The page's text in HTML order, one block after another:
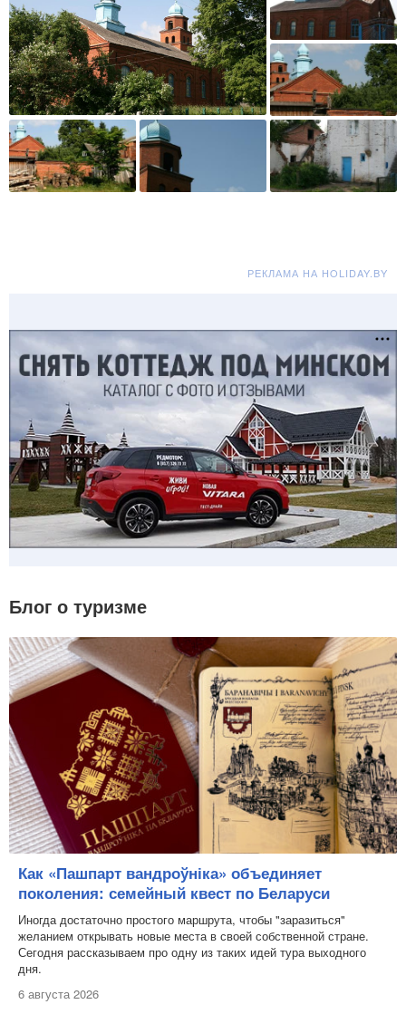
РЕКЛАМА НА HOLIDAY.BY
Блог о туризме
Как «Пашпарт вандроўніка» объединяет
поколения: семейный квест по Беларуси
Иногда достаточно простого маршрута, чтобы "заразиться"
желанием открывать новые места в своей собственной стране.
Сегодня рассказываем про одну из таких идей тура выходного
дня.
6 августа 2026